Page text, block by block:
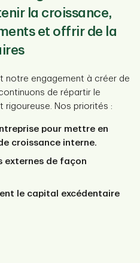
la croissance,
et offrir de la
notre engagement à créer de
de répartir le
rigoureuse. Nos priorités :
pour mettre en
croissance interne.
externes de façon
le capital excédentaire